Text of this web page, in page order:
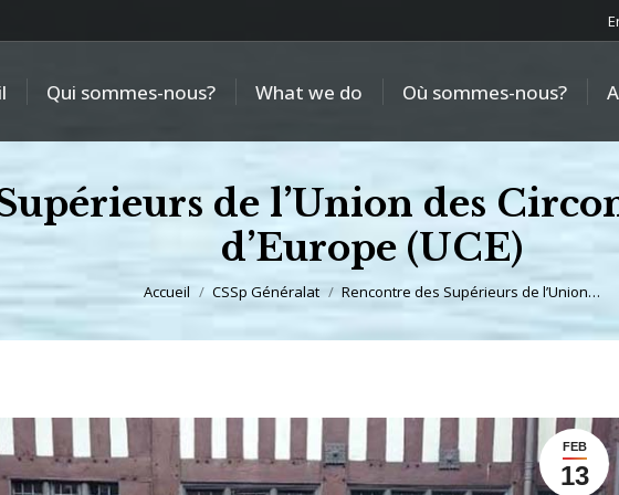
Qui sommes-nous? What we do Où sommes-nous?
de l’Union des
d’Europe (UCE)
Vous êtes ici :
Accueil CSSp Généralat Rencontre des Supérieurs de l’Union…
FEB
13